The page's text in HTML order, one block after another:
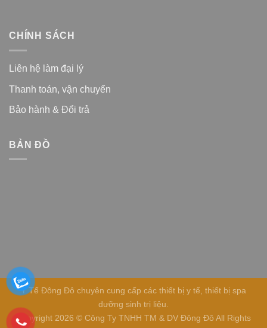
CHÍNH SÁCH
Liên hệ làm đại lý
Thanh toán, vận chuyển
Bảo hành & Đổi trả
BẢN ĐỒ
Y Tế Đông Đô chuyên cung cấp các thiết bị y tế, thiết bị spa
dưỡng sinh trị liệu.
Copyright 2026 © Công Ty TNHH TM & DV Đông Đô All Rights